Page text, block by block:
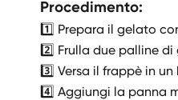
Procedimento:
1️⃣ Prepara il gelato
2️⃣ Frulla due palline
3️⃣ Versa il frappè in
4️⃣ Aggiungi la panna